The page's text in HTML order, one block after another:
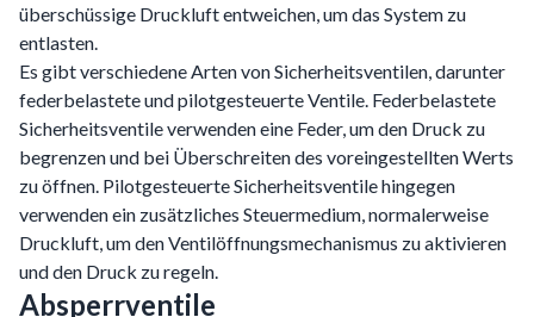
überschüssige Druckluft entweichen, um das System zu
entlasten.
Es gibt verschiedene Arten von Sicherheitsventilen, darunter
federbelastete und pilotgesteuerte Ventile. Federbelastete
Sicherheitsventile verwenden eine Feder, um den Druck zu
begrenzen und bei Überschreiten des voreingestellten Werts
zu öffnen. Pilotgesteuerte Sicherheitsventile hingegen
verwenden ein zusätzliches Steuermedium, normalerweise
Druckluft, um den Ventilöffnungsmechanismus zu aktivieren
und den Druck zu regeln.
Absperrventile